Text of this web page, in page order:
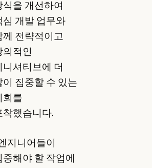
식을 개선하여
심 개발 업무와
께 전략적이고
의적인
니셔티브에 더
이 집중할 수 있는
회를
착했습니다.
지니어들이
중해야 할 작업에